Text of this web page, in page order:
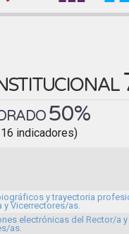
50%
indicadores)
y trayectoria
y Vicerrectores/as.
electrónicas del Rector/a y
as.